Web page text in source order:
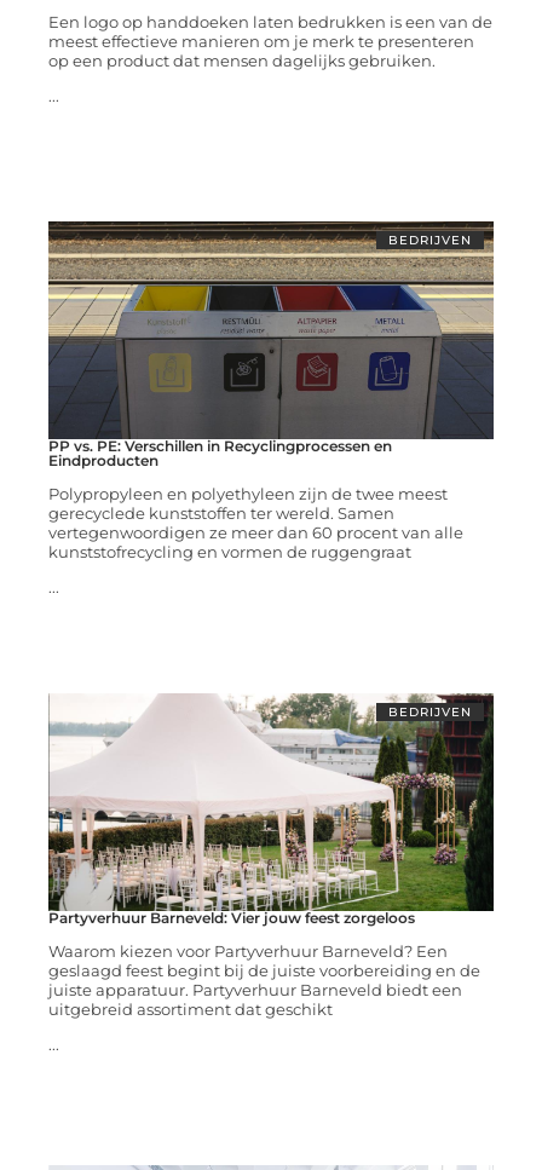
Een logo op handdoeken laten bedrukken is een van de
meest effectieve manieren om je merk te presenteren
op een product dat mensen dagelijks gebruiken.
...
BEDRIJVEN
PP vs. PE: Verschillen in Recyclingprocessen en
Eindproducten
Polypropyleen en polyethyleen zijn de twee meest
gerecyclede kunststoffen ter wereld. Samen
vertegenwoordigen ze meer dan 60 procent van alle
kunststofrecycling en vormen de ruggengraat
...
BEDRIJVEN
Partyverhuur Barneveld: Vier jouw feest zorgeloos
Waarom kiezen voor Partyverhuur Barneveld? Een
geslaagd feest begint bij de juiste voorbereiding en de
juiste apparatuur. Partyverhuur Barneveld biedt een
uitgebreid assortiment dat geschikt
...